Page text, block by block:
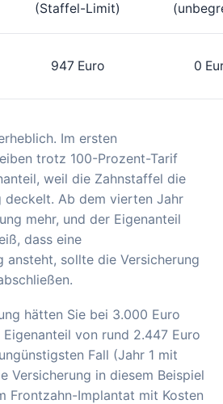
(Staffel-Limit)
947 Euro 0
Im ersten
trotz 100-Prozent-Tarif
weil die Zahnstaffel die
deckelt. Ab dem vierten Jahr
mehr, und der Eigenanteil
dass eine
ansteht, sollte die Versicherung
hätten Sie bei 3.000 Euro
von rund 2.447 Euro
Fall (Jahr 1 mit
Versicherung in diesem Beispiel
Frontzahn-Implantat mit Kosten